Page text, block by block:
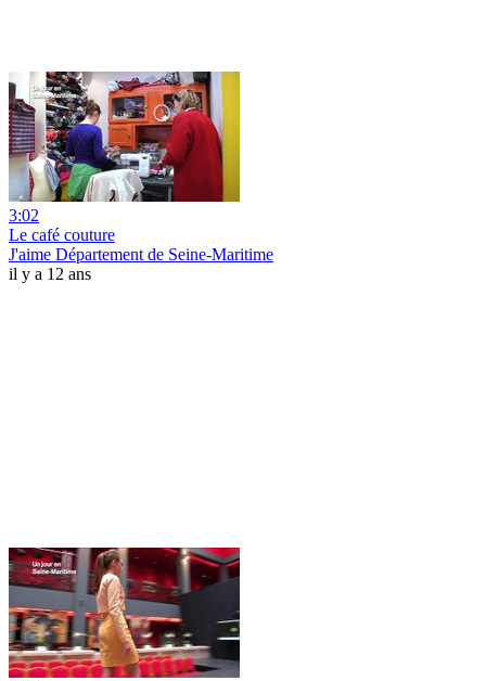
3:02
Le café couture
J'aime Département de Seine-Maritime
il y a 12 ans